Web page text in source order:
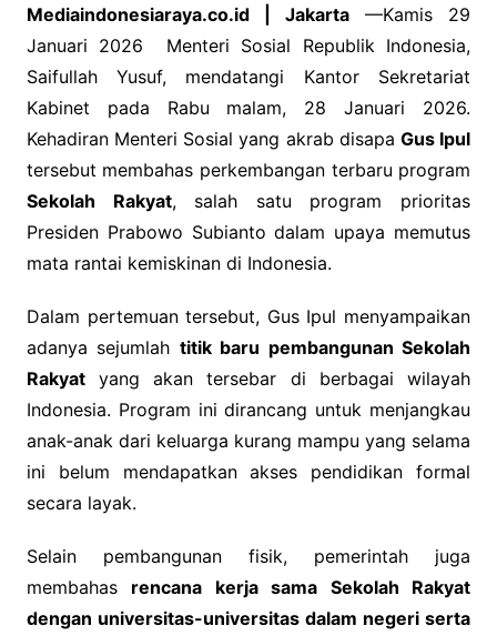
c
e
b
o
o
k
k
e
dI
n
at
s
A
p
p
Mediaindonesiaraya.co.id | Jakarta —Kamis 29
Januari 2026 Menteri Sosial Republik Indonesia,
Saifullah Yusuf, mendatangi Kantor Sekretariat
Kabinet pada Rabu malam, 28 Januari 2026.
Kehadiran Menteri Sosial yang akrab disapa Gus Ipul
tersebut membahas perkembangan terbaru program
Sekolah Rakyat, salah satu program prioritas
Presiden Prabowo Subianto dalam upaya memutus
mata rantai kemiskinan di Indonesia.
Dalam pertemuan tersebut, Gus Ipul menyampaikan
adanya sejumlah titik baru pembangunan Sekolah
Rakyatyang akan tersebar di berbagai wilayah
Indonesia. Program ini dirancang untuk menjangkau
anak-anak dari keluarga kurang mampu yang selama
ini belum mendapatkan akses pendidikan formal
secara layak.
Selain pembangunan fisik, pemerintah juga
membahas rencana kerja sama Sekolah Rakyat
dengan universitas-universitas dalam negeri serta